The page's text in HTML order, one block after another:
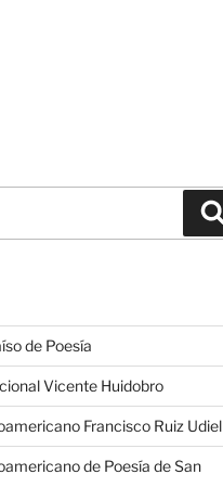
de Poesía
Vicente Huidobro
Francisco Ruiz Udiel
de Poesía de San